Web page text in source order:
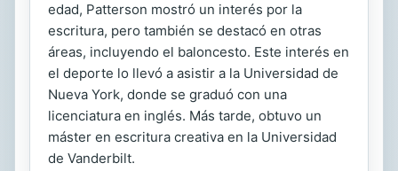
edad, Patterson mostró un interés por la
escritura, pero también se destacó en otras
áreas, incluyendo el baloncesto. Este interés en
el deporte lo llevó a asistir a la Universidad de
Nueva York, donde se graduó con una
licenciatura en inglés. Más tarde, obtuvo un
máster en escritura creativa en la Universidad
de Vanderbilt.